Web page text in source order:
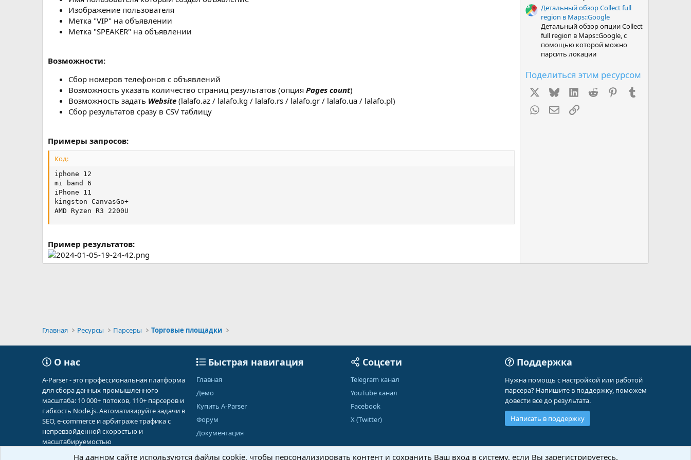
Изображение пользователя
Метка "VIP" на объявлении
Метка "SPEAKER" на объявлении
Возможности:
Сбор номеров телефонов с объявлений
Возможность указать количество страниц результатов (опция Pages count)
Возможность задать Website (lalafo.az / lalafo.kg / lalafo.rs / lalafo.gr / lalafo.ua / lalafo.pl)
Сбор результатов сразу в CSV таблицу
Примеры запросов:
Код:
iphone 12
mi band 6
iPhone 11
kingston CanvasGo+
AMD Ryzen R3 2200U
Пример результатов:
Детальный обзор Collect full
region в Maps::Google
Детальный обзор опции Collect
full region в Maps::Google, с
помощью которой можно
парсить локации
Поделиться этим ресурсом
BlueskyLinkedInReddit Pinterest
WhatsAppЭлектронная почта
Ссылка
Главная Ресурсы Парсеры Торговые площадки
О нас
A-Parser - это профессиональная платформа
для сбора данных промышленного
масштаба: 10 000+ потоков, 110+ парсеров и
гибкость Node.js. Автоматизируйте задачи в
SEO, e-commerce и арбитраже трафика с
непревзойденной скоростью и
масштабируемостью
Быстрая навигация
Главная
Демо
Купить A-Parser
Форум
Документация
Соцсети
Telegram канал
YouTube канал
Facebook
X (Twitter)
Поддержка
Нужна помощь с настройкой или работой
парсера? Напишите в поддержку, поможем
довести все до результата.
Написать в поддержку
На данном сайте используются файлы cookie, чтобы персонализировать контент и сохранить Ваш вход в систему, если Вы зарегистрируетесь.